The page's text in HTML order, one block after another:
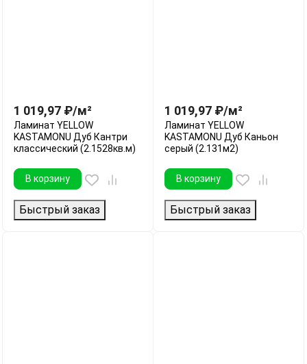
1 019,97 ₽/м²
Ламинат YELLOW
KASTAMONU Дуб Кантри
классический (2.1528кв.м)
В корзину
Быстрый заказ
1 019,97 ₽/м²
Ламинат YELLOW
KASTAMONU Дуб Каньон
серый (2.131м2)
В корзину
Быстрый заказ